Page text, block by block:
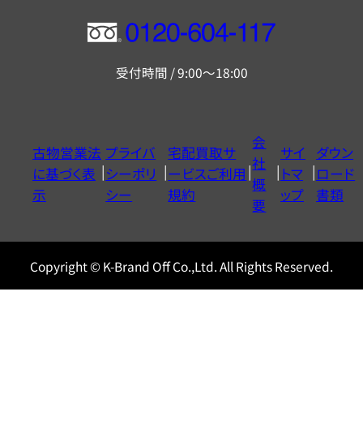
フ
ー
ヤ
ル
0120604117
受付時間 / 9:00～18:00
古物営業法
に基づく表
示
プライバ
シーポリ
シー
宅配買取サ
ービスご利用
規約
会
社
概
要
サイ
トマ
ップ
ダウン
ロード
書類
Copyright © K-Brand Off Co.,Ltd. All Rights Reserved.